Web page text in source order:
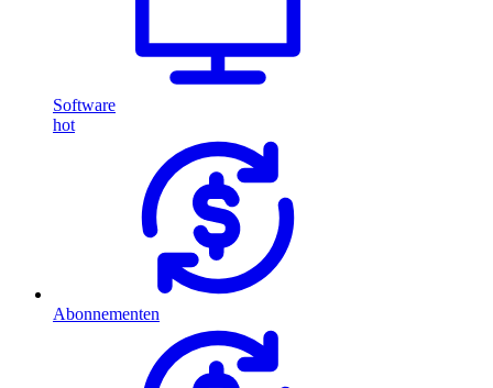
Software
hot
Abonnementen